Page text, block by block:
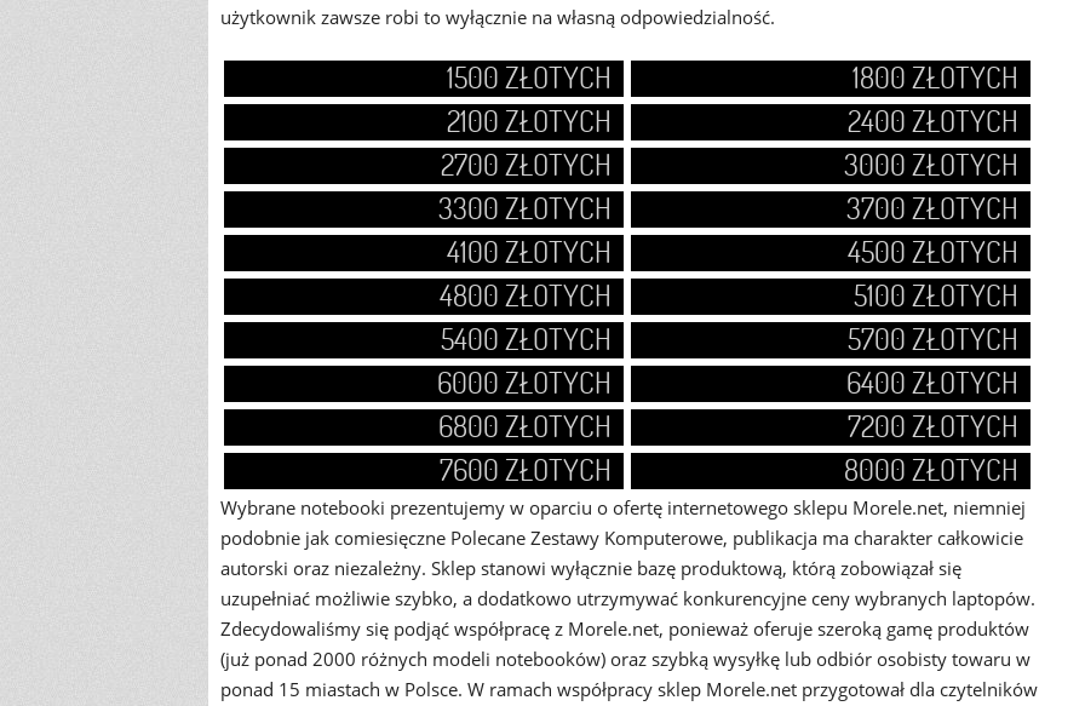
użytkownik zawsze robi to wyłącznie na własną odpowiedzialność.
1500 ZŁOTYCH
1800 ZŁOTYCH
2100 ZŁOTYCH
2400 ZŁOTYCH
2700 ZŁOTYCH
3000 ZŁOTYCH
3300 ZŁOTYCH
3700 ZŁOTYCH
4100 ZŁOTYCH
4500 ZŁOTYCH
4800 ZŁOTYCH
5100 ZŁOTYCH
5400 ZŁOTYCH
5700 ZŁOTYCH
6000 ZŁOTYCH
6400 ZŁOTYCH
6800 ZŁOTYCH
7200 ZŁOTYCH
7600 ZŁOTYCH
8000 ZŁOTYCH
Wybrane notebooki prezentujemy w oparciu o ofertę internetowego sklepu Morele.net, niemniej
podobnie jak comiesięczne Polecane Zestawy Komputerowe, publikacja ma charakter całkowicie
autorski oraz niezależny. Sklep stanowi wyłącznie bazę produktową, którą zobowiązał się
uzupełniać możliwie szybko, a dodatkowo utrzymywać konkurencyjne ceny wybranych laptopów.
Zdecydowaliśmy się podjąć współpracę z Morele.net, ponieważ oferuje szeroką gamę produktów
(już ponad 2000 różnych modeli notebooków) oraz szybką wysyłkę lub odbiór osobisty towaru w
ponad 15 miastach w Polsce. W ramach współpracy sklep Morele.net przygotował dla czytelników